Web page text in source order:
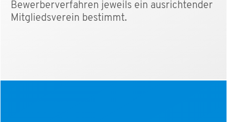
Bewerberverfahren jeweils ein ausrichtender
Mitgliedsverein bestimmt.